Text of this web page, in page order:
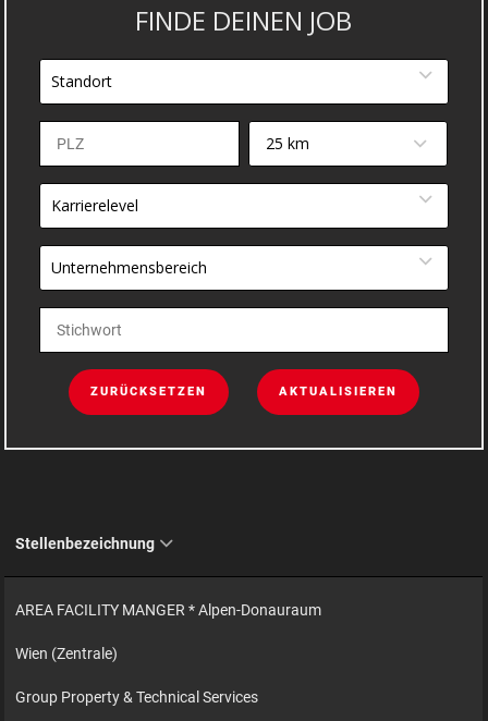
FINDE DEINEN JOB
Standort
25 km
Karrierelevel
Unternehmensbereich
ZURÜCKSETZEN AKTUALISIEREN
Stellenbezeichnung
AREA FACILITY MANGER * Alpen-Donauraum
Wien (Zentrale)
Group Property & Technical Services